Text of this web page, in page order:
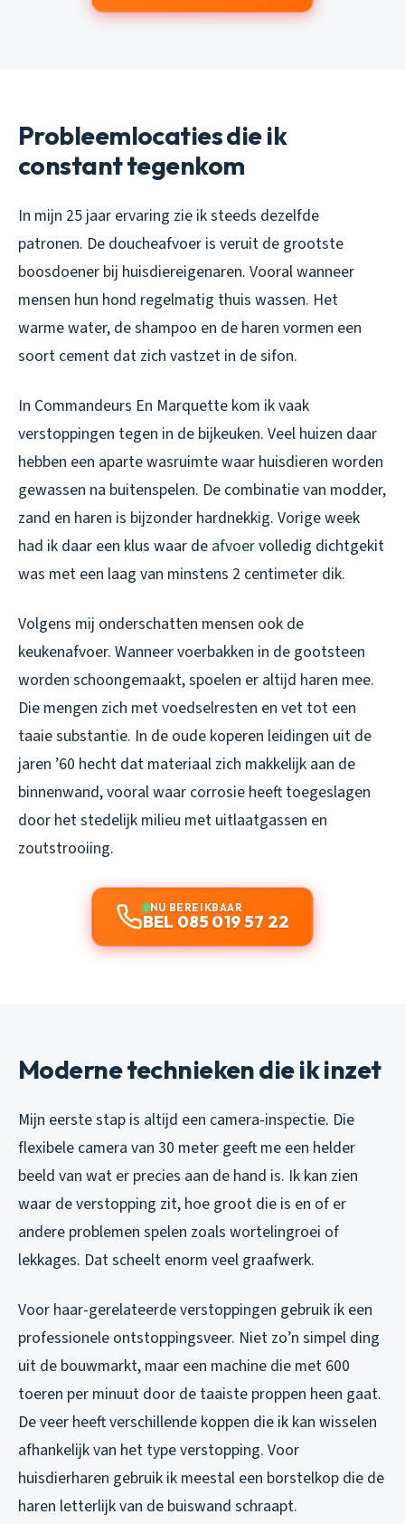
Probleemlocaties die ik
constant tegenkom
In mijn 25 jaar ervaring zie ik steeds dezelfde
patronen. De doucheafvoer is veruit de grootste
boosdoener bij huisdiereigenaren. Vooral wanneer
mensen hun hond regelmatig thuis wassen. Het
warme water, de shampoo en de haren vormen een
soort cement dat zich vastzet in de sifon.
In Commandeurs En Marquette kom ik vaak
verstoppingen tegen in de bijkeuken. Veel huizen daar
hebben een aparte wasruimte waar huisdieren worden
gewassen na buitenspelen. De combinatie van modder,
zand en haren is bijzonder hardnekkig. Vorige week
had ik daar een klus waar de afvoervolledig dichtgekit
was met een laag van minstens 2 centimeter dik.
Volgens mij onderschatten mensen ook de
keukenafvoer. Wanneer voerbakken in de gootsteen
worden schoongemaakt, spoelen er altijd haren mee.
Die mengen zich met voedselresten en vet tot een
taaie substantie. In de oude koperen leidingen uit de
jaren ’60 hecht dat materiaal zich makkelijk aan de
binnenwand, vooral waar corrosie heeft toegeslagen
door het stedelijk milieu met uitlaatgassen en
zoutstrooiing.
NU BEREIKBAAR
BEL 085 019 57 22
Moderne technieken die ik inzet
Mijn eerste stap is altijd een camera-inspectie. Die
flexibele camera van 30 meter geeft me een helder
beeld van wat er precies aan de hand is. Ik kan zien
waar de verstopping zit, hoe groot die is en of er
andere problemen spelen zoals wortelingroei of
lekkages. Dat scheelt enorm veel graafwerk.
Voor haar-gerelateerde verstoppingen gebruik ik een
professionele ontstoppingsveer. Niet zo’n simpel ding
uit de bouwmarkt, maar een machine die met 600
toeren per minuut door de taaiste proppen heen gaat.
De veer heeft verschillende koppen die ik kan wisselen
afhankelijk van het type verstopping. Voor
huisdierharen gebruik ik meestal een borstelkop die de
haren letterlijk van de buiswand schraapt.